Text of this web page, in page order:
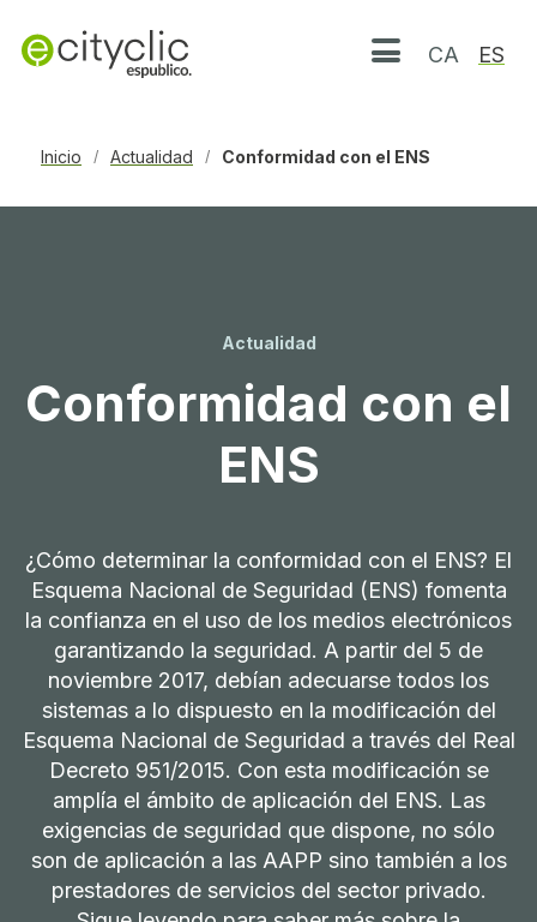
Abrir menú
CA ES
Inicio / Actualidad / Conformidad con el ENS
Actualidad
Conformidad con el
ENS
¿Cómo determinar la conformidad con el ENS? El
Esquema Nacional de Seguridad (ENS) fomenta
la confianza en el uso de los medios electrónicos
garantizando la seguridad. A partir del 5 de
noviembre 2017, debían adecuarse todos los
sistemas a lo dispuesto en la modificación del
Esquema Nacional de Seguridad a través del Real
Decreto 951/2015. Con esta modificación se
amplía el ámbito de aplicación del ENS. Las
exigencias de seguridad que dispone, no sólo
son de aplicación a las AAPP sino también a los
prestadores de servicios del sector privado.